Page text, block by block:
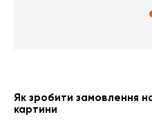
Як зробити замовлення
картини